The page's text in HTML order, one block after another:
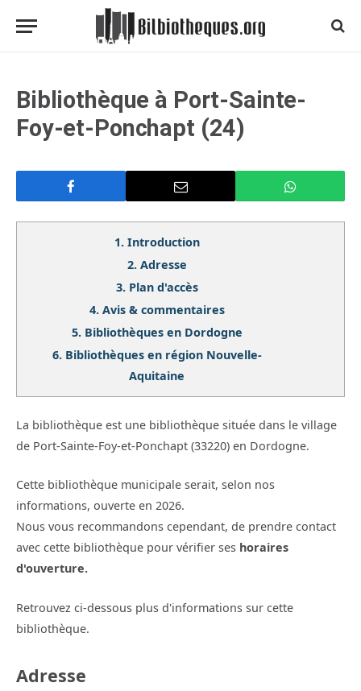
Bibliothèque à Port-Sainte-
Foy-et-Ponchapt (24)
1. Introduction
2. Adresse
3. Plan d'accès
4. Avis & commentaires
5. Bibliothèques en Dordogne
6. Bibliothèques en région Nouvelle-
Aquitaine
La bibliothèque est une bibliothèque située dans le village
de Port-Sainte-Foy-et-Ponchapt (33220) en Dordogne.
Cette bibliothèque municipale serait, selon nos
informations, ouverte en 2026.
Nous vous recommandons cependant, de prendre contact
avec cette bibliothèque pour vérifier ses horaires
d'ouverture.
Retrouvez ci-dessous plus d'informations sur cette
bibliothèque.
Adresse